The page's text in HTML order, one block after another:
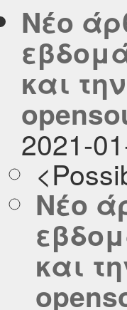
Νέο
και
2021-
Νέο
και